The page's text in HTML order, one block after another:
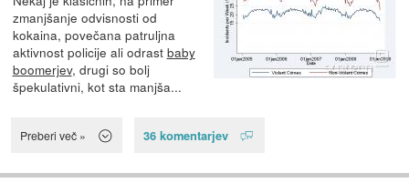
zmanjšanje odvisnosti od
kokaina, povečana patruljna
aktivnost policije ali odrast baby
boomerjev, drugi so bolj
špekulativni, kot sta manjša...
Preberi več » 36 komentarjev